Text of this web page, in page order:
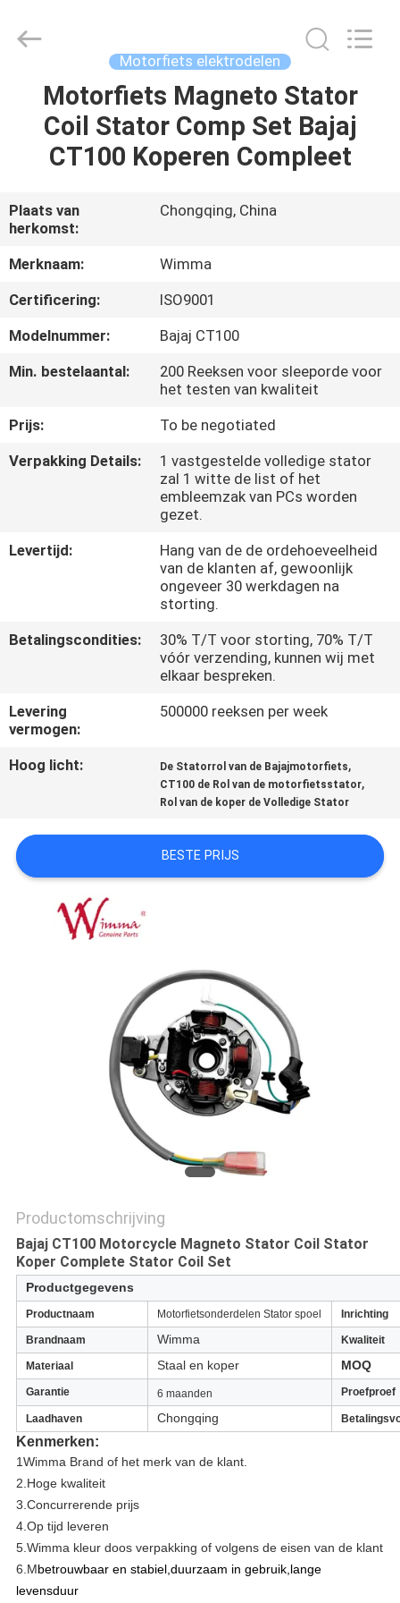
THUIS
PRODUCTEN
VIDEO'S
OVER
ONS
KWALITEITSCONTROLE
NIEUWS
EEN
SITEMAP
PRIVACYBELEID
Spare
Parts
Motorfiets elektrodelen
Motorfiets Magneto Stator
Coil Stator Comp Set Bajaj
CT100 Koperen Compleet
Plaats van
herkomst:
Chongqing, China
Merknaam:
Wimma
Certificering:
ISO9001
Modelnummer:
Bajaj CT100
Min. bestelaantal:
200 Reeksen voor sleeporde voor
het testen van kwaliteit
Prijs:
To be negotiated
Verpakking Details:
1 vastgestelde volledige stator
zal 1 witte de list of het
embleemzak van PCs worden
gezet.
Levertijd:
Hang van de de ordehoeveelheid
van de klanten af, gewoonlijk
ongeveer 30 werkdagen na
storting.
Betalingscondities:
30% T/T voor storting, 70% T/T
vóór verzending, kunnen wij met
elkaar bespreken.
Levering
vermogen:
500000 reeksen per week
Hoog licht: De Statorrol van de Bajajmotorfiets,
CT100 de Rol van de motorfietsstator,
Rol van de koper de Volledige Stator
BESTE PRIJS
Productomschrijving
Bajaj CT100 Motorcycle Magneto Stator Coil Stator
Koper Complete Stator Coil Set
Productgegevens
Productnaam Motorfietsonderdelen Stator spoel Inrichting
Brandnaam Wimma Kwaliteit
Materiaal Staal en koper MOQ
Garantie 6 maanden Proefproef
Laadhaven Chongqing
Kenmerken:
1Wimma Brand of het merk van de klant.
2.Hoge kwaliteit
3.Concurrerende prijs
4.Op tijd leveren
5.Wimma kleur doos verpakking of volgens de eisen van de klant
6.Mbetrouwbaar en stabiel,duurzaam in gebruik,lange
levensduur